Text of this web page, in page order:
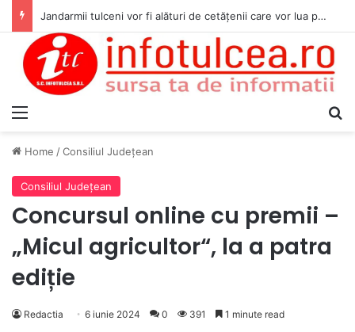
Jandarmii tulceni vor fi alături de cetățenii care vor lua parte la Festivalul Folk Țestos
Home /Consiliul Judeţean
Consiliul Judeţean
Concursul online cu premii –
„Micul agricultor“, la a patra
ediție
Redactia 6 iunie 2024 0 391 1 minute read